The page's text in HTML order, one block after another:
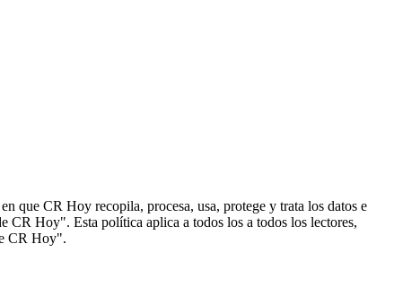
que CR Hoy recopila, procesa, usa, protege y trata los datos e
CR Hoy". Esta política aplica a todos los a todos los lectores,
CR Hoy".